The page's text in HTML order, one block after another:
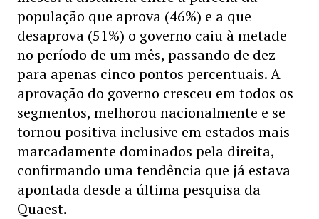
população que aprova (46%) e a que
desaprova (51%) o governo caiu à metade
no período de um mês, passando de dez
para apenas cinco pontos percentuais. A
aprovação do governo cresceu em todos os
segmentos, melhorou nacionalmente e se
tornou positiva inclusive em estados mais
marcadamente dominados pela direita,
confirmando uma tendência que já estava
apontada desde a última pesquisa da
Quaest.